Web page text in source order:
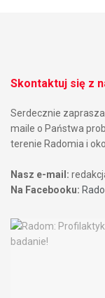
Skontaktuj się z
Serdecznie
maile o Państwa
terenie Radomia i
Nasz e-mail:
Na Facebooku: